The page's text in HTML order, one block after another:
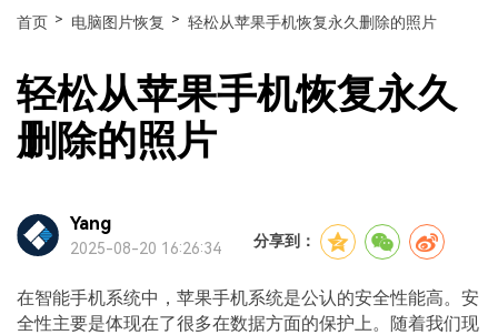
新闻中心
关于万兴
加入我们
数据恢复
使用教程
破损文件修复
文章资讯
电脑数据恢复
服务与支持
联系我们
首页 > 电脑图片恢复 > 轻松从苹果手机恢复永久删除的照片
轻松从苹果手机恢复永久
删除的照片
Yang
2025-08-20 16:26:34 分享到：
在智能手机系统中，苹果手机系统是公认的安全性能高。安
全性主要是体现在了很多在数据方面的保护上。随着我们现